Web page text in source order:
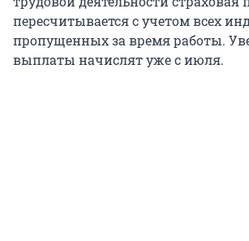
пересчитывается с учетом всех
пропущенных за время работы.
выплаты начислят уже с июля.